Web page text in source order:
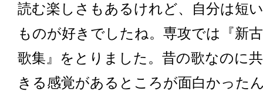
読む楽しさもあるけれど、自分は短
ものが好きでしたね。専攻では『新
歌集』をとりました。昔の歌なのに
きる感覚があるところが面白かった